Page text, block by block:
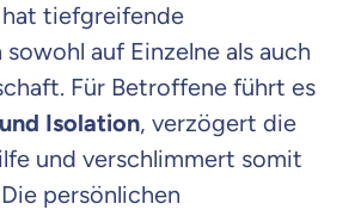
hat tiefgreifende
auf Einzelne als auch
Für Betroffene führt es
Isolation, verzögert die
und verschlimmert somit
persönlichen